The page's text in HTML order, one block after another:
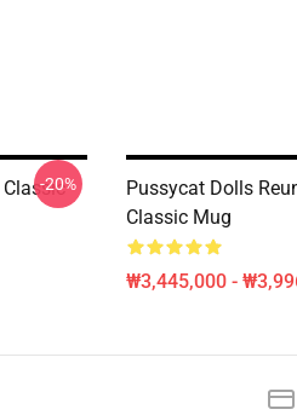
-20%
Pussycat Dolls
Classic Mug
₩3,445,000 -